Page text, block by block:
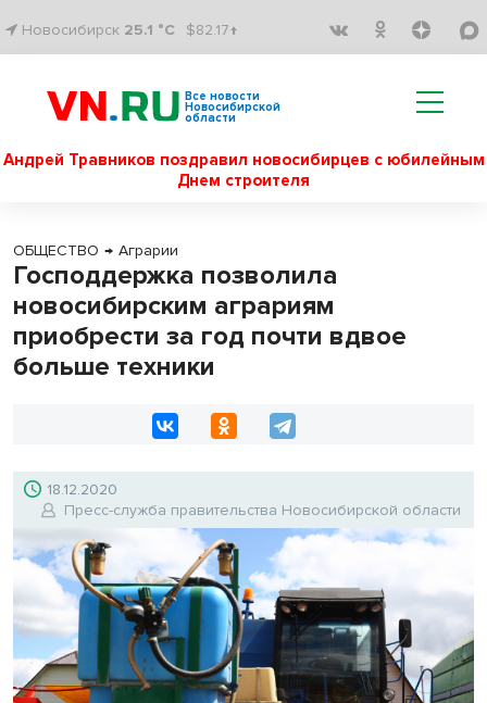
Новосибирск 25.1 °C $82.17↑
Все новости
Новосибирской
области
Андрей Травников поздравил новосибирцев с юбилейным
Днем строителя
ОБЩЕСТВО → Аграрии
Господдержка позволила
новосибирским аграриям
приобрести за год почти вдвое
больше техники
18.12.2020
Пресс-служба правительства Новосибирской области